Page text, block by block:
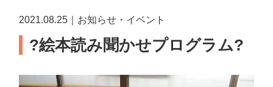
2021.08.25｜お知らせ・イベント
?絵本読み聞かせプログラム?